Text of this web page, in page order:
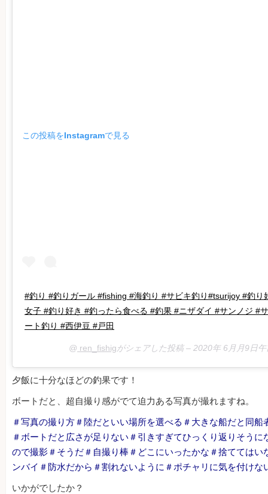
この投稿をInstagramで見る
#釣り #釣りガール #fishing #海釣り #サビキ釣り#tsurijoy #釣り
女子 #釣り好き #釣ったら食べる #釣果 #ニザダイ #サンノジ #
ート釣り #西伊豆 #戸田
@ ren_fishigがシェアした投稿 – 2020年 6月月9日
夕飯に十分なほどの釣果です！
ボートだと、超自撮り感がでて迫力ある写真が撮れますね。
＃写真の撮り方＃陸だといい場所を選べる＃大きな船だと同
＃ボートだと広さが足りない＃引きすぎてひっくり返りそう
ので撮影＃そうだ＃自撮り棒＃どこにいったかな＃捨ててはい
ンバイ＃防水だから＃割れないように＃ポチャリに気を付けな
いかがでしたか？